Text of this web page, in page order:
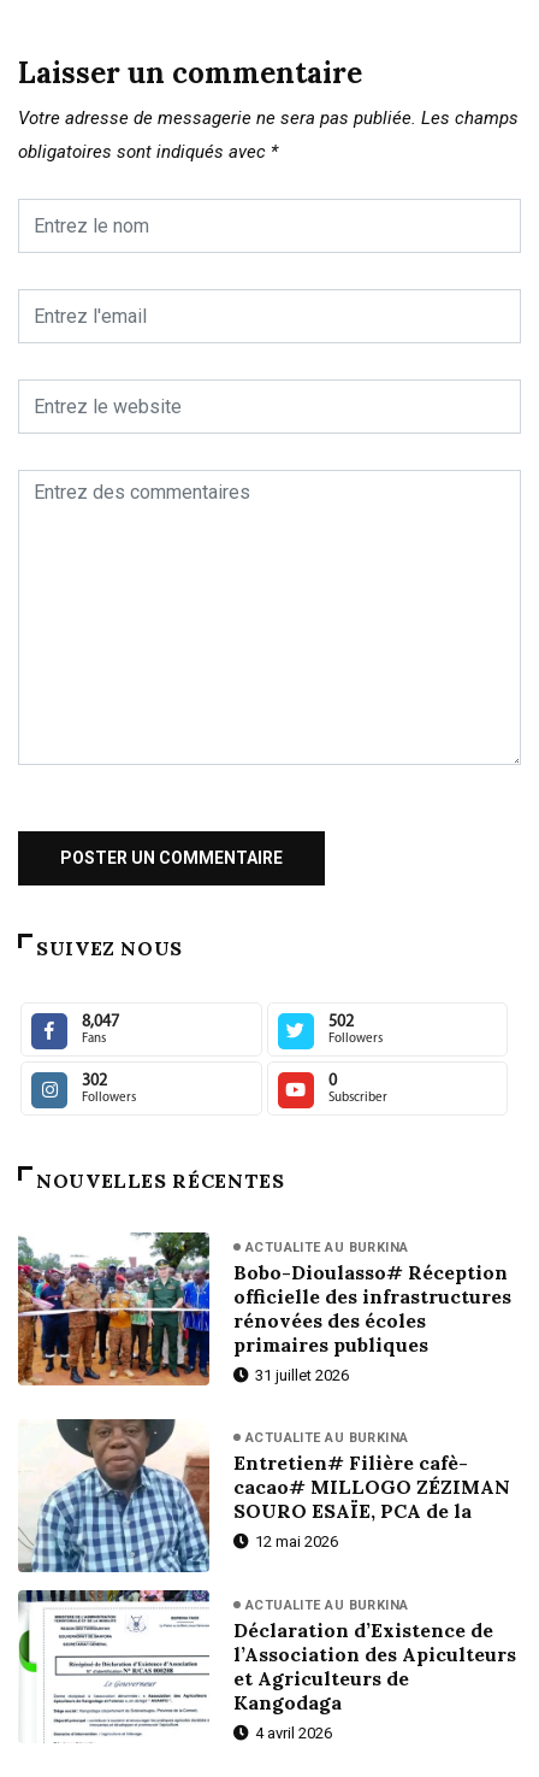
Laisser un commentaire
Votre adresse de messagerie ne sera pas publiée. Les champs
obligatoires sont indiqués avec *
SUIVEZ NOUS
8,047
Fans
502
Followers
302
Followers
0
Subscriber
NOUVELLES RÉCENTES
ACTUALITE AU BURKINA
Bobo-Dioulasso# Réception
officielle des infrastructures
rénovées des écoles
primaires publiques
31 juillet 2026
ACTUALITE AU BURKINA
Entretien# Filière cafè-
cacao# MILLOGO ZÉZIMAN
SOURO ESAÏE, PCA de la
12 mai 2026
ACTUALITE AU BURKINA
Déclaration d’Existence de
l’Association des Apiculteurs
et Agriculteurs de
Kangodaga
4 avril 2026